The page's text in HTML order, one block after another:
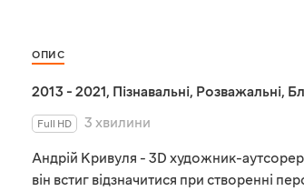
ОПИС
2013 - 2021, Пізнавальні, Розважальні,
Full HD
3 хвилини
Андрій Кривуля - 3D художник-
він встиг відзначитися при створенні